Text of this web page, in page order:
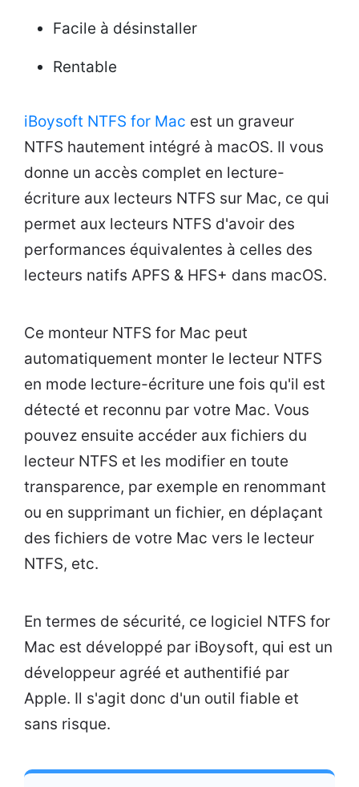
Facile à désinstaller
Rentable
iBoysoft NTFS for Mac est un graveur
NTFS hautement intégré à macOS. Il vous
donne un accès complet en lecture-
écriture aux lecteurs NTFS sur Mac, ce qui
permet aux lecteurs NTFS d'avoir des
performances équivalentes à celles des
lecteurs natifs APFS & HFS+ dans macOS.
Ce monteur NTFS for Mac peut
automatiquement monter le lecteur NTFS
en mode lecture-écriture une fois qu'il est
détecté et reconnu par votre Mac. Vous
pouvez ensuite accéder aux fichiers du
lecteur NTFS et les modifier en toute
transparence, par exemple en renommant
ou en supprimant un fichier, en déplaçant
des fichiers de votre Mac vers le lecteur
NTFS, etc.
En termes de sécurité, ce logiciel NTFS for
Mac est développé par iBoysoft, qui est un
développeur agréé et authentifié par
Apple. Il s'agit donc d'un outil fiable et
sans risque.